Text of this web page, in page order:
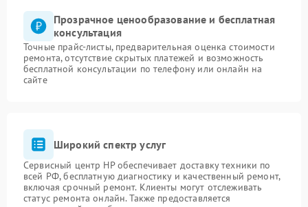
Прозрачное ценообразование и бесплатная
консультация
Точные прайс-листы, предварительная оценка стоимости
ремонта, отсутствие скрытых платежей и возможность
бесплатной консультации по телефону или онлайн на
сайте
Широкий спектр услуг
Сервисный центр HP обеспечивает доставку техники по
всей РФ, бесплатную диагностику и качественный ремонт,
включая срочный ремонт. Клиенты могут отслеживать
статус ремонта онлайн. Также предоставляется